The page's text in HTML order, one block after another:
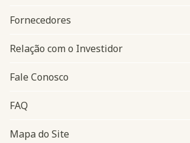
Fornecedores
Relação com o Investidor
Fale Conosco
FAQ
Mapa do Site